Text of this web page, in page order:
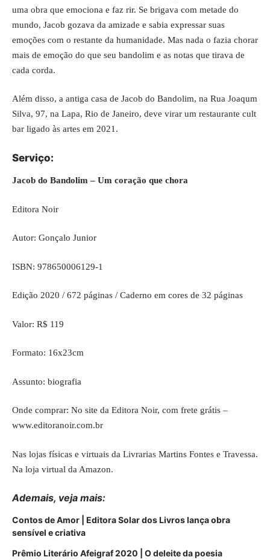
uma obra que emociona e faz rir. Se brigava com metade do
mundo, Jacob gozava da amizade e sabia expressar suas
emoções com o restante da humanidade. Mas nada o fazia chorar
mais de emoção do que seu bandolim e as notas que tirava de
cada corda.
Além disso, a antiga casa de Jacob do Bandolim, na Rua Joaqum
Silva, 97, na Lapa, Rio de Janeiro, deve virar um restaurante cult
bar ligado às artes em 2021.
Serviço:
Jacob do Bandolim – Um coração que chora
Editora Noir
Autor: Gonçalo Junior
ISBN: 978650006129-1
Edição 2020 / 672 páginas / Caderno em cores de 32 páginas
Valor: R$ 119
Formato: 16x23cm
Assunto: biografia
Onde comprar: No site da Editora Noir, com frete grátis –
www.editoranoir.com.br
Nas lojas físicas e virtuais da Livrarias Martins Fontes e Travessa.
Na loja virtual da Amazon.
Ademais, veja mais:
Contos de Amor | Editora Solar dos Livros lança obra
sensível e criativa
Prêmio Literário Afeigraf 2020 | O deleite da poesia